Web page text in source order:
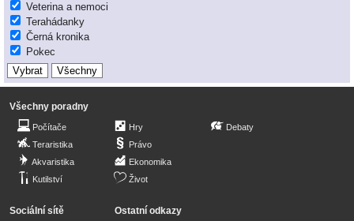
Veterina a nemoci
Terahádanky
Černá kronika
Pokec
Všechny poradny
Počítače
Teraristika
Akvaristika
Kutilství
Hry
Právo
Ekonomika
Život
Debaty
Sociální sítě Ostatní odkazy